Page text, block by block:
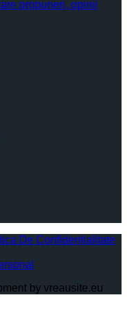
propuneri, opinii
De Confidențialitate
by vreausite.eu